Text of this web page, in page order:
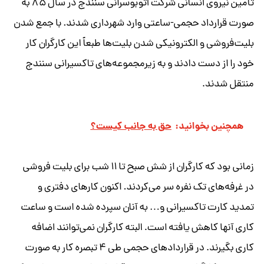
تامین نیروی انسانی شرکت اتوبوسرانی سنندج در سال ۸۵ به
صورت قرارداد حجمی-ساعتی وارد شهرداری شدند. با جمع شدن
بلیت‌فروشی و الکترونیکی شدن بلیت‌ها طبعاً این کارگران کار
خود را از دست دادند و به زیرمجموعه‌های تاکسیرانی سنندج
منتقل شدند.
همچنین بخوانید: حق به جانب کیست؟
زمانی بود که کارگران از شش صبح تا ۱۱ شب برای بلیت فروشی
در غرفه‌های تک نفره سر می‌کردند. اکنون کارهای دفتری و
تمدید کارت تاکسیرانی و… به آنان سپرده شده است و ساعت
کاری آنها کاهش یافته است. البته کارگران نمی‌توانند اضافه
کاری بگیرند. در قراردادهای حجمی طی ۴ تبصره کار به صورت